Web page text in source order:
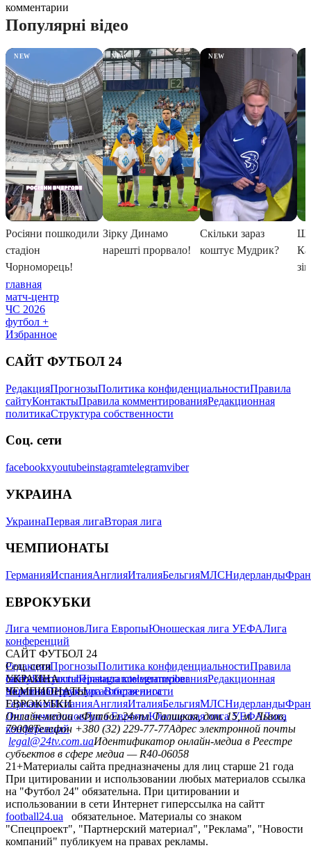
комментарии
главная
матч-центр
ЧС 2026
футбол +
Избранное
САЙТ ФУТБОЛ 24
РедакцияПрогнозыПолитика конфиденциальностиПравила
сайтуКонтактыПравила комментированияРедакционная
политикаСтруктура собственности
Соц. сети
facebookxyoutubeinstagramtelegramviber
УКРАИНА
УкраинаПервая лигаВторая лига
ЧЕМПИОНАТЫ
ГерманияИспанияАнглияИталияБельгияМЛСНидерланды
ЕВРОКУБКИ
Лига чемпионовЛига ЕвропыЮношеская лига УЕФАЛига
конференций
САЙТ ФУТБОЛ 24
РедакцияПрогнозыПолитика конфиденциальностиПравила
сайтуКонтактыПравила комментированияРедакционная
политикаСтруктура собственности
Соц. сети
facebookxyoutubeinstagramtelegramviber
УКРАИНА
УкраинаПервая лигаВторая лига
ЧЕМПИОНАТЫ
ГерманияИспанияАнглияИталияБельгияМЛСНидерланды
ЕВРОКУБКИ
Лига чемпионовЛига ЕвропыЮношеская лига УЕФАЛига
конференций
Онлайн-медиа «Футбол 24»пл. Галицкая, дом. 15, м. Львов,
79008Телефон +380 (32) 229-77-77Адрес электронной почты
legal@24tv.com.uaИдентификатор онлайн-медиа в Реестре
субъектов в сфере медиа — R40-06058
21+Материалы сайта предназначены для лиц старше 21 года
При цитировании и использовании любых материалов ссылка
на "Футбол 24" обязательна. При цитировании и
использовании в сети Интернет гиперссылка на сайтт
football24.ua
обязательное. Материалы со знаком
"Спецпроект", "Партнерский материал", "Реклама", "Новости
компаний" публикуем на правах рекламы.